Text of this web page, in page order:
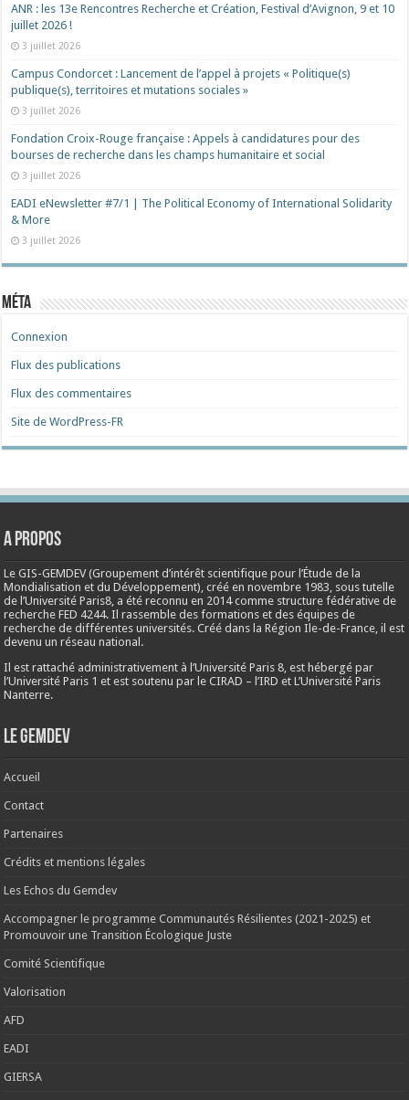
ANR : les 13e Rencontres Recherche et Création, Festival d’Avignon, 9 et 10
juillet 2026 !
3 juillet 2026
Campus Condorcet : Lancement de l’appel à projets « Politique(s)
publique(s), territoires et mutations sociales »
3 juillet 2026
Fondation Croix-Rouge française : Appels à candidatures pour des
bourses de recherche dans les champs humanitaire et social
3 juillet 2026
EADI eNewsletter #7/1 | The Political Economy of International Solidarity
& More
3 juillet 2026
Méta
Connexion
Flux des publications
Flux des commentaires
Site de WordPress-FR
A propos
Le GIS-GEMDEV (Groupement d’intérêt scientifique pour l’Étude de la
Mondialisation et du Développement), créé ennovembre 1983 , sous tutelle
de l’Université Paris8, a été reconnu en 2014 comme structure fédérative de
recherche FED 4244. Il rassemble des formations et des équipes de
recherche de différentes universités. Créé dans la Région Ile-de-France, il est
devenu un réseau national.
Il est rattaché administrativement à l’Université Paris 8, est hébergé par
l’Université Paris 1 et est soutenu par le CIRAD – l’IRD et L’Université Paris
Nanterre.
Le Gemdev
Accueil
Contact
Partenaires
Crédits et mentions légales
Les Echos du Gemdev
Accompagner le programme Communautés Résilientes (2021-2025) et
Promouvoir une Transition Écologique Juste
Comité Scientifique
Valorisation
AFD
EADI
GIERSA